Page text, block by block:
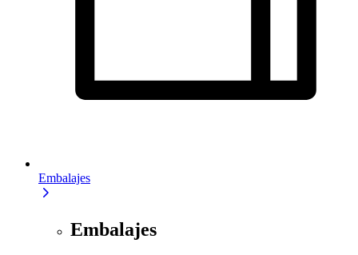
Embalajes
Embalajes